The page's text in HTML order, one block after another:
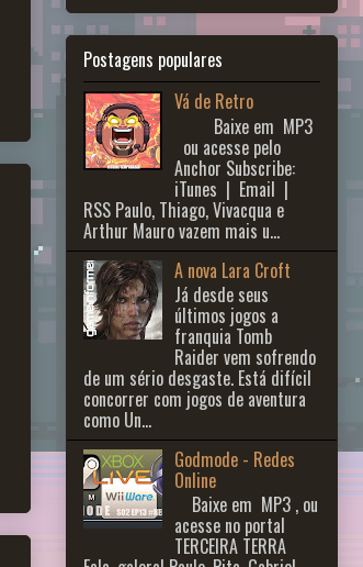
Postagens populares
Vá de Retro
Baixe em MP3
ou acesse pelo
Anchor Subscribe:
iTunes | Email |
RSS Paulo, Thiago, Vivacqua e
Arthur Mauro vazem mais u...
A nova Lara Croft
Já desde seus
últimos jogos a
franquia Tomb
Raider vem sofrendo
de um sério desgaste. Está difícil
concorrer com jogos de aventura
como Un...
Godmode - Redes
Online
Baixe em MP3 , ou
acesse no portal
TERCEIRA TERRA